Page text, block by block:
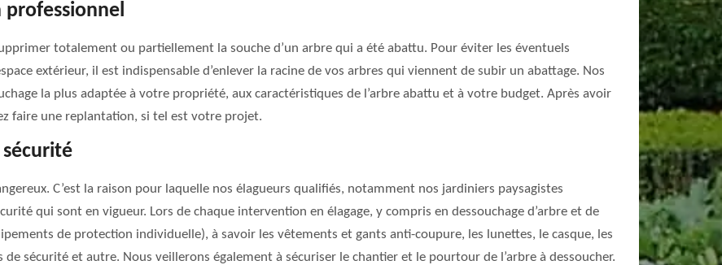
professionnel
totalement ou partiellement la souche d’un arbre qui a été abattu. Pour éviter les éventuels
extérieur, il est indispensable d’enlever la racine de vos arbres qui viennent de subir un abattage. Nos
la plus adaptée à votre propriété, aux caractéristiques de l’arbre abattu et à votre budget. Après avoir
faire une replantation, si tel est votre projet.
C’est la raison pour laquelle nos élagueurs qualifiés, notamment nos jardiniers paysagistes
qui sont en vigueur. Lors de chaque intervention en élagage, y compris en dessouchage d’arbre et de
de protection individuelle), à savoir les vêtements et gants anti-coupure, les lunettes, le casque, les
sécurité et autre. Nous veillerons également à sécuriser le chantier et le pourtour de l’arbre à dessoucher.